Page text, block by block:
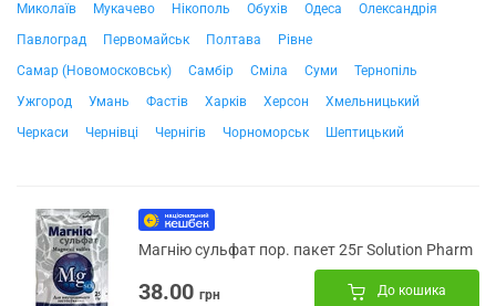
Миколаїв
Мукачево Нікополь Обухів Одеса
Олександрія
Павлоград
Первомайськ Полтава
Рівне
Самар (Новомосковськ)
Самбір Сміла Суми
Тернопіль
Ужгород
Умань Фастів Харків Херсон
Хмельницький
Черкаси
Чернівці Чернігів Чорноморськ Шептицький
Магнію сульфат пор. пакет 25г Solution Pharm
38.00 грн До кошика